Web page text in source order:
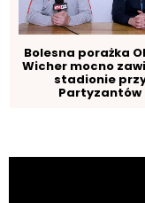
Bolesna porażka
Wicher mocno
stadionie
Partyzantów